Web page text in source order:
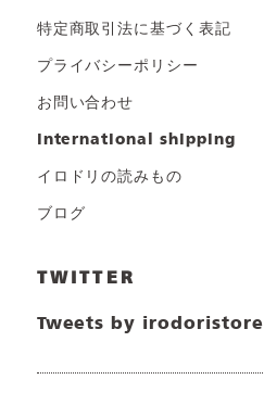
特定商取引法に基づく表記
プライバシーポリシー
お問い合わせ
international shipping
イロドリの読みもの
ブログ
TWITTER
Tweets by irodoristore